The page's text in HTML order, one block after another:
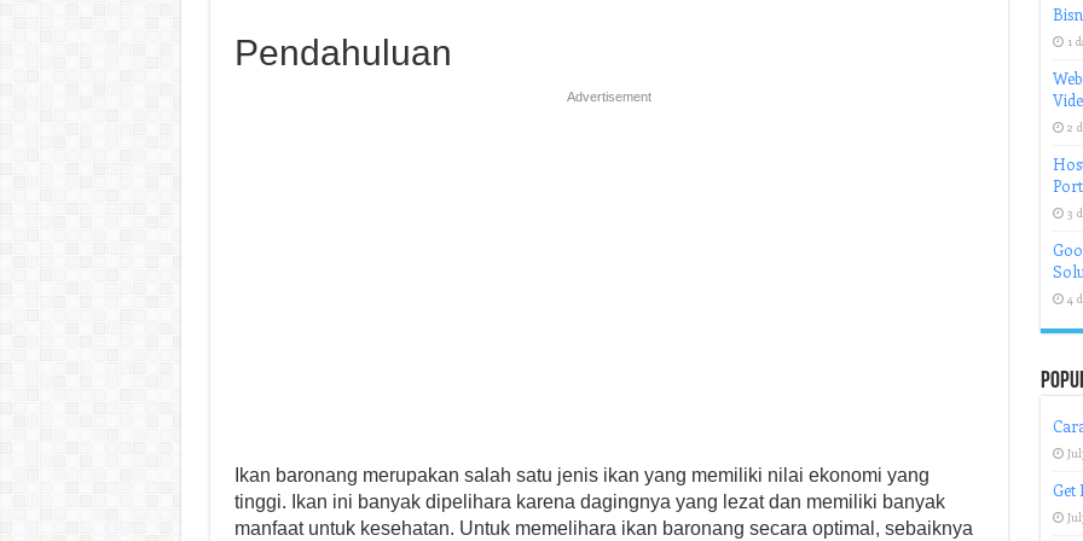
Pendahuluan
Advertisement
Ikan baronang merupakan salah satu jenis ikan yang memiliki nilai ekonomi yang
tinggi. Ikan ini banyak dipelihara karena dagingnya yang lezat dan memiliki banyak
manfaat untuk kesehatan. Untuk memelihara ikan baronang secara optimal, sebaiknya
1
2
3
4
Get